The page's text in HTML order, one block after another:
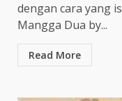
dengan cara yang
Mangga Dua by...
Read More